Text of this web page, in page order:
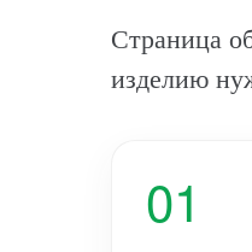
Страница
изделию
01